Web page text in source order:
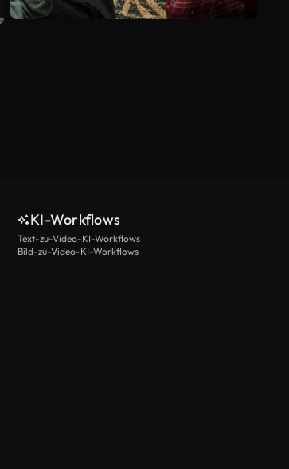
KI-Workflows
Text-zu-Video-KI-Workflows
Bild-zu-Video-KI-Workflows